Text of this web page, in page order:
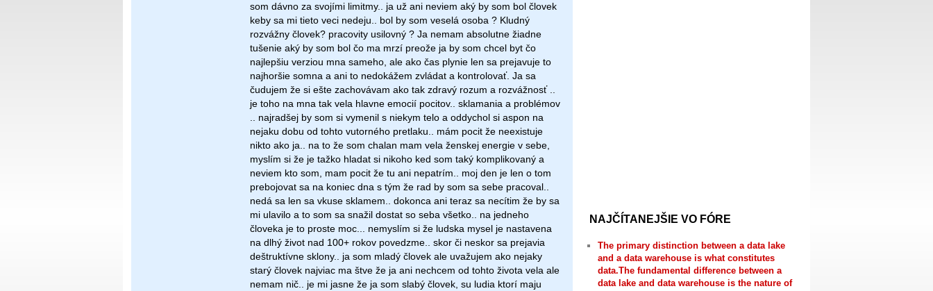
som dávno za svojími limitmy.. ja už ani neviem aký by som bol človek
keby sa mi tieto veci nedeju.. bol by som veselá osoba ? Kludný
rozvážny človek? pracovity usilovný ? Ja nemam absolutne žiadne
tušenie aký by som bol čo ma mrzí preože ja by som chcel byt čo
najlepšiu verziou mna sameho, ale ako čas plynie len sa prejavuje to
najhoršie somna a ani to nedokážem zvládat a kontrolovať. Ja sa
čudujem že si ešte zachovávam ako tak zdravý rozum a rozvážnosť ..
je toho na mna tak vela hlavne emocií pocitov.. sklamania a problémov
.. najradšej by som si vymenil s niekym telo a oddychol si aspon na
nejaku dobu od tohto vutorného pretlaku.. mám pocit že neexistuje
nikto ako ja.. na to že som chalan mam vela ženskej energie v sebe,
myslím si že je tažko hladat si nikoho ked som taký komplikovaný a
neviem kto som, mam pocit že tu ani nepatrím.. moj den je len o tom
prebojovat sa na koniec dna s tým že rad by som sa sebe pracoval..
nedá sa len sa vkuse sklamem.. dokonca ani teraz sa necítim že by sa
mi ulavilo a to som sa snažil dostat so seba všetko.. na jedneho
človeka je to proste moc... nemyslím si že ludska mysel je nastavena
na dlhý život nad 100+ rokov povedzme.. skor či neskor sa prejavia
deštruktívne sklony.. ja som mladý človek ale uvažujem ako nejaky
starý človek najviac ma štve že ja ani nechcem od tohto života vela ale
nemam nič.. je mi jasne že ja som slabý človek, su ludia ktorí maju
NAJČÍTANEJŠIE VO FÓRE
The primary distinction between a data lake
and a data warehouse is what constitutes
data.The fundamental difference between a
data lake and data warehouse is the nature of